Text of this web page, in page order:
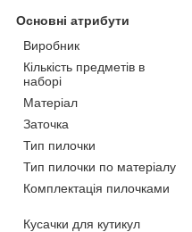
Основні атрибути
Виробник
Кількість предметів в
наборі
Матеріал
Заточка
Тип пилочки
Тип пилочки по матеріалу
Комплектація пилочками
Кусачки для кутикул